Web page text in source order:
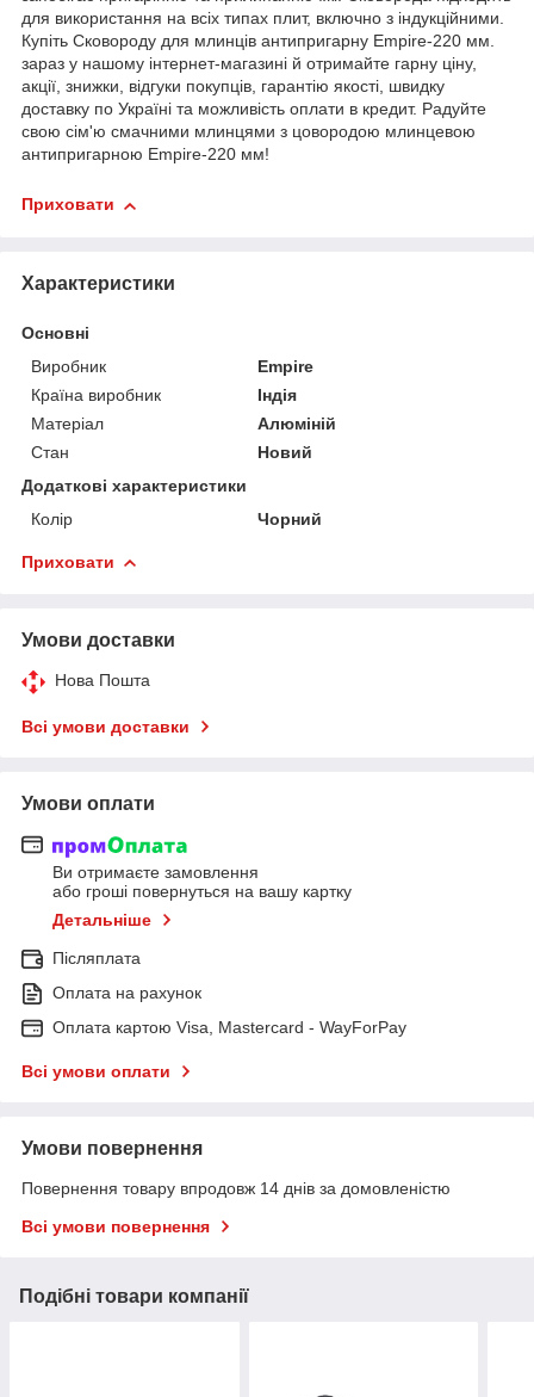
для використання на всіх типах плит, включно з індукційними.
Купіть Сковороду для млинців антипригарну Empire-220 мм.
зараз у нашому інтернет-магазині й отримайте гарну ціну,
акції, знижки, відгуки покупців, гарантію якості, швидку
доставку по Україні та можливість оплати в кредит. Радуйте
свою сім'ю смачними млинцями з цовородою млинцевою
антипригарною Empire-220 мм!
Приховати
Характеристики
Основні
Виробник
Empire
Країна виробник
Індія
Матеріал
Алюміній
Стан
Новий
Додаткові характеристики
Колір
Чорний
Приховати
Умови доставки
Нова Пошта
Всі умови доставки
Умови оплати
Ви отримаєте замовлення
або гроші повернуться на вашу картку
Детальніше
Післяплата
Оплата на рахунок
Оплата картою Visa, Mastercard - WayForPay
Всі умови оплати
Умови повернення
Повернення товару впродовж 14 днів за домовленістю
Всі умови повернення
Подібні товари компанії